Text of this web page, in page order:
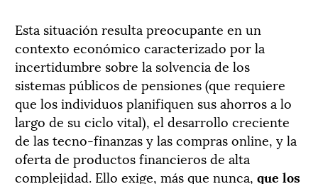
Esta situación resulta preocupante en un
contexto económico caracterizado por la
incertidumbre sobre la solvencia de los
sistemas públicos de pensiones (que requiere
que los individuos planifiquen sus ahorros a lo
largo de su ciclo vital), el desarrollo creciente
de las tecno-finanzas y las compras online, y la
oferta de productos financieros de alta
complejidad. Ello exige, más que nunca, que los